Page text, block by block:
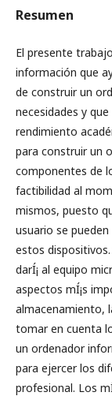
Resumen
El presente
información que
de construir un
necesidades y
rendimiento
para construir un
componentes de
factibilidad al
mismos, puesto
usuario se
estos
darÍ¡ al equipo
aspectos mÍ¡s
almacenamiento,
tomar en cuenta
un ordenador
para ejercer los
profesional. Los